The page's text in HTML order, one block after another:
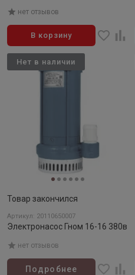
нет отзывов
В корзину
Товар закончился
Артикул: 20110650007
Электронасос Гном 16-16 380в
нет отзывов
Подробнее
Нет в наличии